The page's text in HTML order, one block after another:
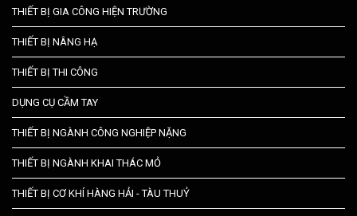
THIẾT BỊ GIA CÔNG HIỆN TRƯỜNG
THIẾT BỊ NÂNG HẠ
THIẾT BỊ THI CÔNG
DỤNG CỤ CẦM TAY
THIẾT BỊ NGÀNH CÔNG NGHIỆP NẶNG
THIẾT BỊ NGÀNH KHAI THÁC MỎ
THIẾT BỊ CƠ KHÍ HÀNG HẢI - TÀU THUỶ